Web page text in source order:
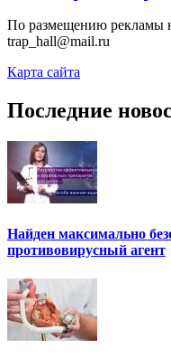
По размещению рекламы
trap_hall@mail.ru
Карта сайта
Последние
Найден максимально
противовирусный агент